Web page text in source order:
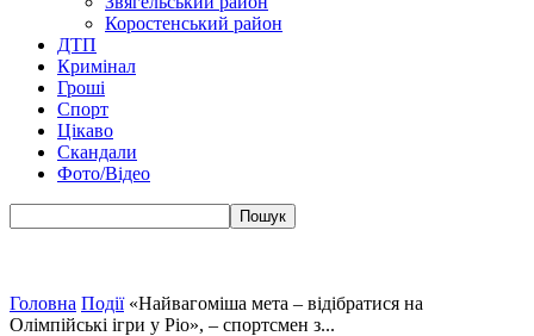
Коростенський район
ДТП
Кримінал
Гроші
Спорт
Цікаво
Скандали
Фото/Відео
Головна Події «Найвагоміша мета – відібратися на
Олімпійські ігри у Ріо», – спортсмен з...